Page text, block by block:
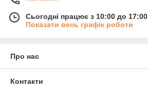
Сьогодні працює з 10:00 до 17:00
Показати весь графік роботи
Про нас
Контакти